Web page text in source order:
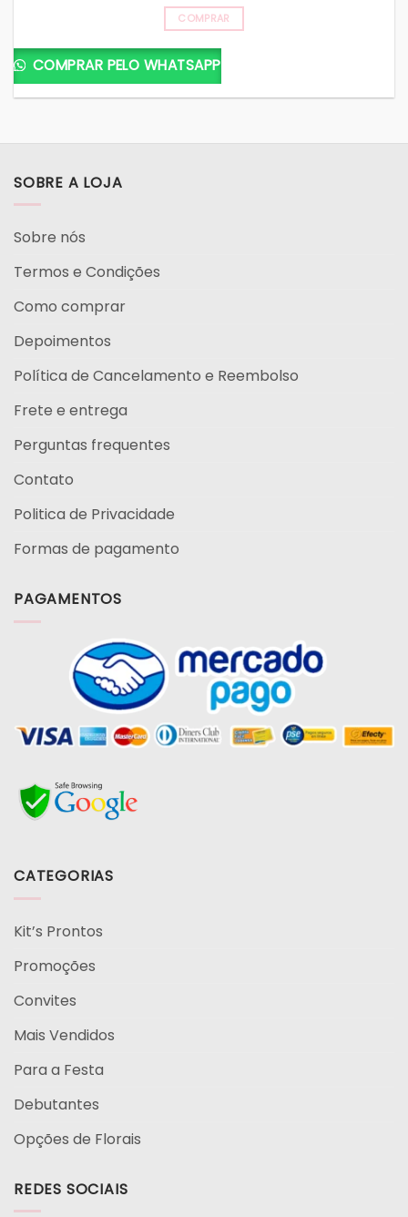
COMPRAR
COMPRAR PELO WHATSAPP
SOBRE A LOJA
Sobre nós
Termos e Condições
Como comprar
Depoimentos
Política de Cancelamento e Reembolso
Frete e entrega
Perguntas frequentes
Contato
Politica de Privacidade
Formas de pagamento
PAGAMENTOS
CATEGORIAS
Kit’s Prontos
Promoções
Convites
Mais Vendidos
Para a Festa
Debutantes
Opções de Florais
REDES SOCIAIS